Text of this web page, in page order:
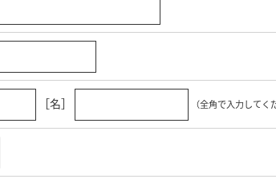
［名］ （全角で入力してく